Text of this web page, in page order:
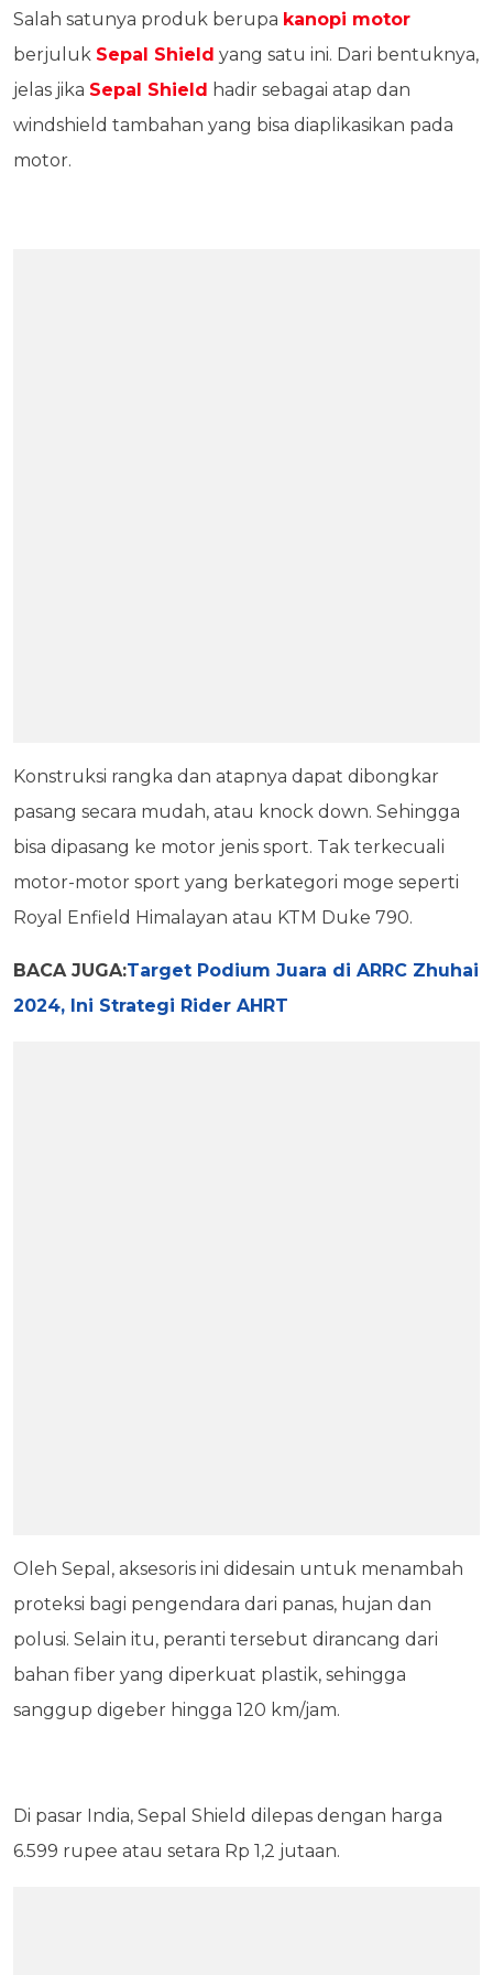
Salah satunya produk berupa kanopi motor
berjuluk Sepal Shield yang satu ini. Dari bentuknya,
jelas jika Sepal Shield hadir sebagai atap dan
windshield tambahan yang bisa diaplikasikan pada
motor.
Konstruksi rangka dan atapnya dapat dibongkar
pasang secara mudah, atau knock down. Sehingga
bisa dipasang ke motor jenis sport. Tak terkecuali
motor-motor sport yang berkategori moge seperti
Royal Enfield Himalayan atau KTM Duke 790.
BACA JUGA:Target Podium Juara di ARRC Zhuhai
2024, Ini Strategi Rider AHRT
Oleh Sepal, aksesoris ini didesain untuk menambah
proteksi bagi pengendara dari panas, hujan dan
polusi. Selain itu, peranti tersebut dirancang dari
bahan fiber yang diperkuat plastik, sehingga
sanggup digeber hingga 120 km/jam.
Di pasar India, Sepal Shield dilepas dengan harga
6.599 rupee atau setara Rp 1,2 jutaan.